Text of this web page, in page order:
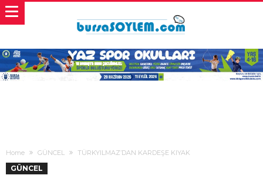
Home GÜNCEL TÜRKYILMAZ’DAN KARDEŞE KIYAK
GÜNCEL